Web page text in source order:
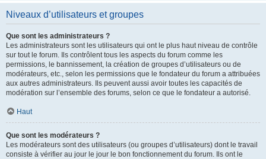
Niveaux d’utilisateurs et groupes
Que sont les administrateurs ?
Les administrateurs sont les utilisateurs qui ont le plus haut niveau de contrôle
sur tout le forum. Ils contrôlent tous les aspects du forum comme les
permissions, le bannissement, la création de groupes d’utilisateurs ou de
modérateurs, etc., selon les permissions que le fondateur du forum a attribuées
aux autres administrateurs. Ils peuvent aussi avoir toutes les capacités de
modération sur l’ensemble des forums, selon ce que le fondateur a autorisé.
Haut
Que sont les modérateurs ?
Les modérateurs sont des utilisateurs (ou groupes d’utilisateurs) dont le travail
consiste à vérifier au jour le jour le bon fonctionnement du forum. Ils ont le